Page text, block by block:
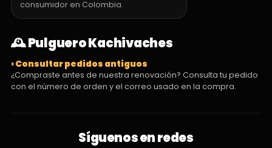
consumidor en Colombia.
🕰️ Pulguero Kachivaches
› Consultar pedidos antiguos
¿Compraste antes de nuestra renovación? Consulta tu pedido
con el número de orden y el correo usado en la compra.
Síguenos en redes